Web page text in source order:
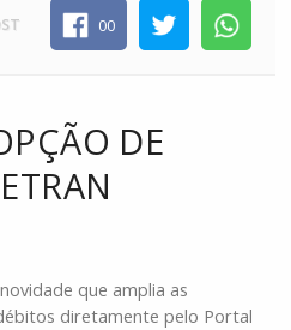
00
DE
que amplia as
diretamente pelo Portal